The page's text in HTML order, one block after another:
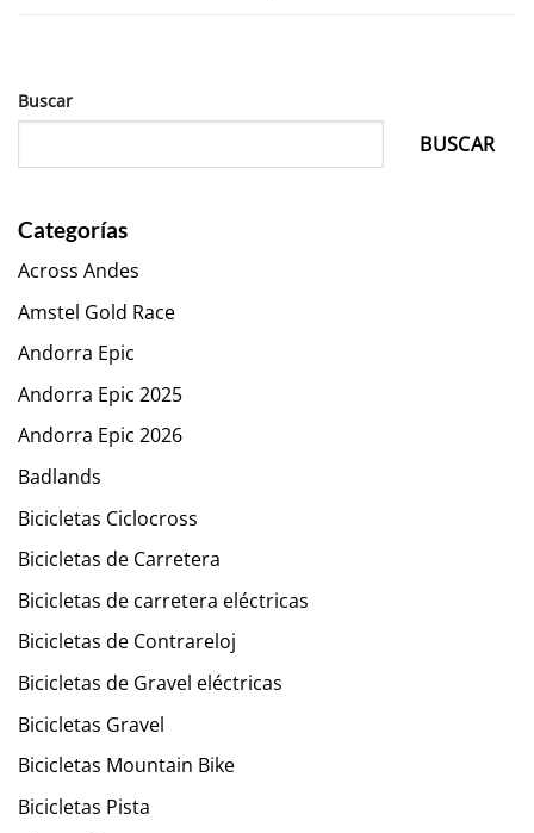
Buscar
BUSCAR
Categorías
Across Andes
Amstel Gold Race
Andorra Epic
Andorra Epic 2025
Andorra Epic 2026
Badlands
Bicicletas Ciclocross
Bicicletas de Carretera
Bicicletas de carretera eléctricas
Bicicletas de Contrareloj
Bicicletas de Gravel eléctricas
Bicicletas Gravel
Bicicletas Mountain Bike
Bicicletas Pista